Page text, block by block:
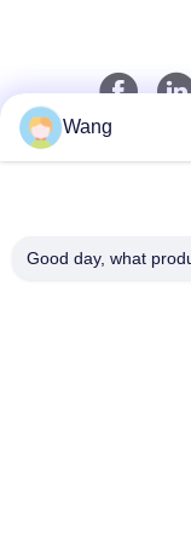
Wang
Good day, what